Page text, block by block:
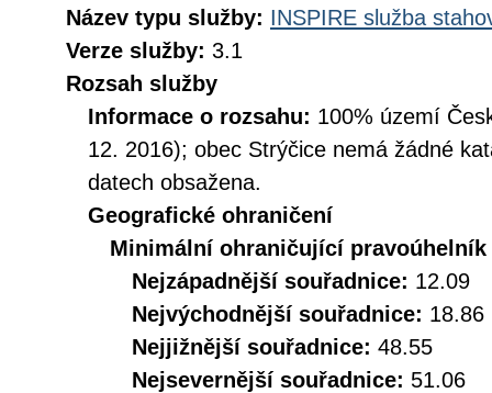
Název typu služby: INSPIRE služba
Verze služby: 3.1
Rozsah služby
Informace o rozsahu: 100% území
12. 2016); obec Strýčice nemá žádné
datech obsažena.
Geografické ohraničení
Minimální ohraničující pravoúhelník
Nejzápadnější souřadnice: 12.09
Nejvýchodnější souřadnice: 18.86
Nejjižnější souřadnice: 48.55
Nejsevernější souřadnice: 51.06